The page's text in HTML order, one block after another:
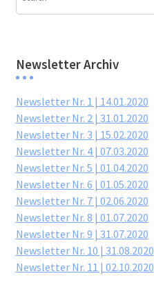
Newsletter Archiv
Newsletter Nr. 1 | 14.01.2020
Newsletter Nr. 2 | 31.01.2020
Newsletter Nr. 3 | 15.02.2020
Newsletter Nr. 4 | 07.03.2020
Newsletter Nr. 5 | 01.04.2020
Newsletter Nr. 6 | 01.05.2020
Newsletter Nr. 7 | 02.06.2020
Newsletter Nr. 8 | 01.07.2020
Newsletter Nr. 9 | 31.07.2020
Newsletter Nr. 10 | 31.08.2020
Newsletter Nr. 11 | 02.10.2020